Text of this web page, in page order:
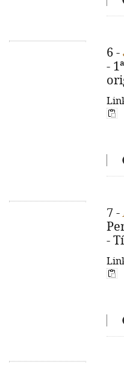
6 -
-
7 -
-